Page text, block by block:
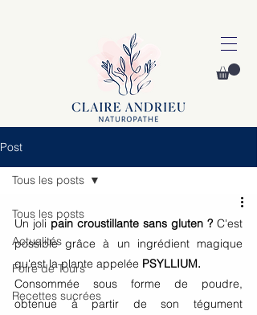
Post
Tous les posts
Actualités
Foire de Tours
Recettes sucrées
Tous les posts
Un joli pain croustillante sans gluten ? C'est
possible grâce à un ingrédient magique
qu'est la plante appelée PSYLLIUM.
Consommée sous forme de poudre,
obtenue à partir de son tégument